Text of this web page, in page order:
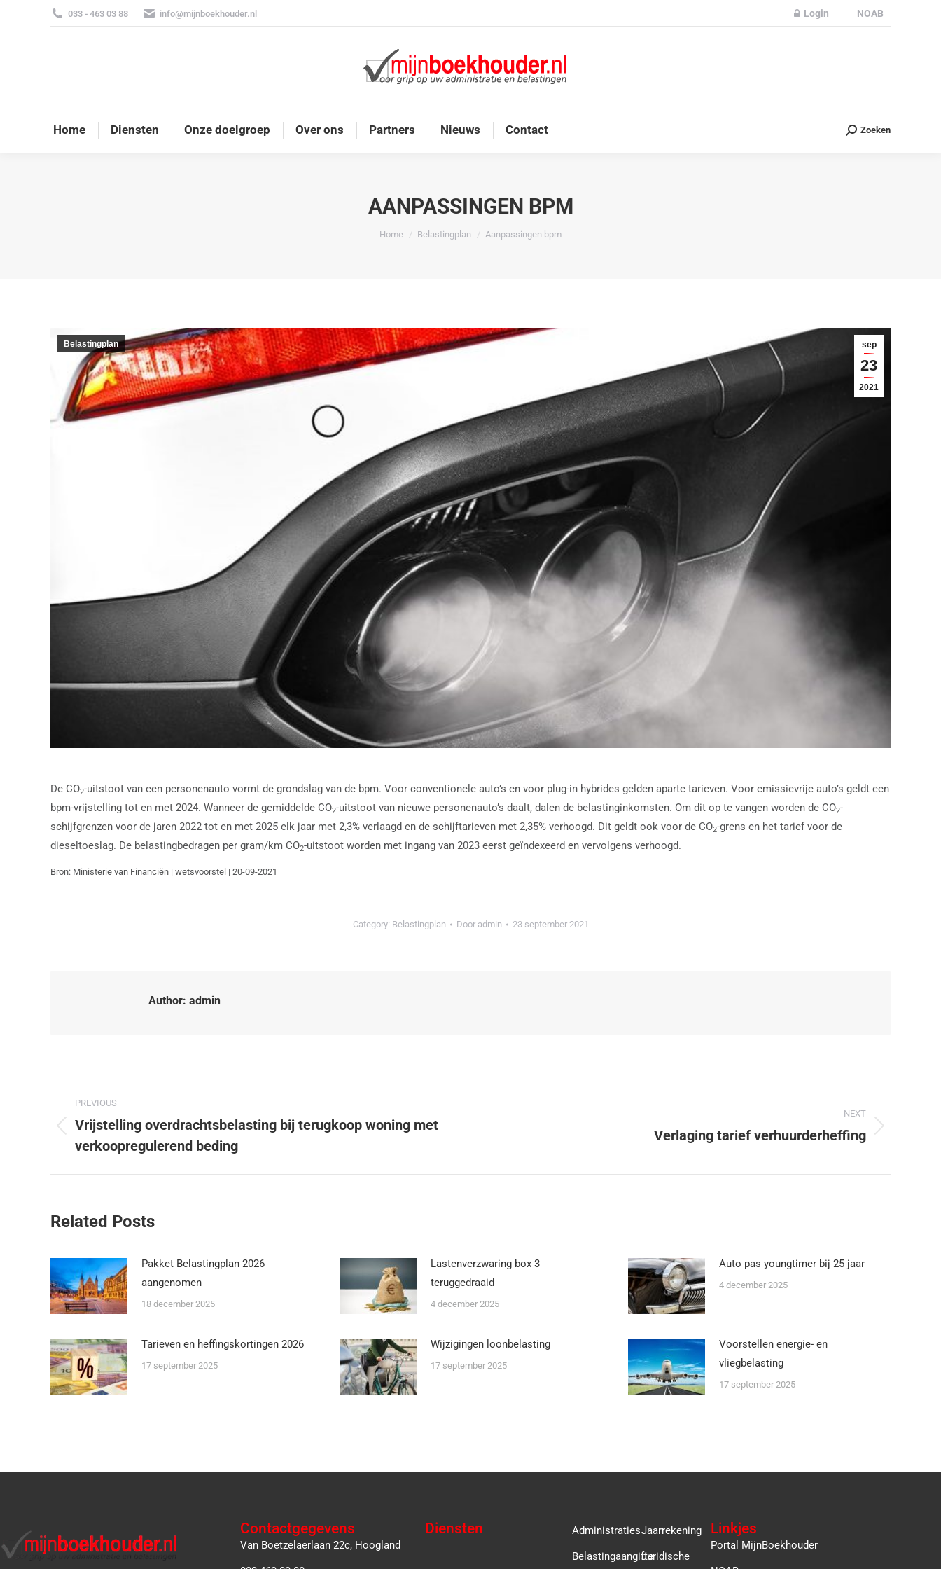
033 - 463 03 88 info@mijnboekhouder.nl Login NOAB
Home Diensten Onze doelgroep Over ons Partners Nieuws Contact Zoeken
AANPASSINGEN BPM
Je bent hier:
Home Belastingplan Aanpassingen bpm
sep
23
2021
Belastingplan
De CO2-uitstoot van een personenauto vormt de grondslag van de bpm. Voor conventionele auto’s en voor plug-in hybrides gelden aparte tarieven. Voor emissievrije auto’s geldt een
bpm-vrijstelling tot en met 2024. Wanneer de gemiddelde CO2-uitstoot van nieuwe personenauto’s daalt, dalen de belastinginkomsten. Om dit op te vangen worden de CO2-
schijfgrenzen voor de jaren 2022 tot en met 2025 elk jaar met 2,3% verlaagd en de schijftarieven met 2,35% verhoogd. Dit geldt ook voor de CO2-grens en het tarief voor de
dieseltoeslag. De belastingbedragen per gram/km CO2-uitstoot worden met ingang van 2023 eerst geïndexeerd en vervolgens verhoogd.
Bron: Ministerie van Financiën | wetsvoorstel | 20-09-2021
Category: Belastingplan Door admin 23 september 2021
Author: admin
PREVIOUS
Vrijstelling overdrachtsbelasting bij terugkoop woning met
verkoopregulerend beding
NEXT
Verlaging tarief verhuurderheffing
Related Posts
Pakket Belastingplan 2026
aangenomen
18 december 2025
Lastenverzwaring box 3
teruggedraaid
4 december 2025
Auto pas youngtimer bij 25 jaar
4 december 2025
Tarieven en heffingskortingen 2026
17 september 2025
Wijzigingen loonbelasting
17 september 2025
Voorstellen energie- en
vliegbelasting
17 september 2025
Contactgegevens
Van Boetzelaerlaan 22c, Hoogland
Diensten Administraties
Belastingaangifte
Jaarrekening
Juridische
Linkjes
Portal MijnBoekhouder
Home Diensten Onze doelgroep Over ons Partners Nieuws Contact Zoeken